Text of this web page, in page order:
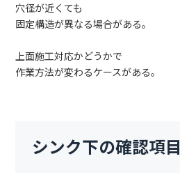
穴径が近くても
固定構造が異なる場合がある。
上面施工対応かどうかで
作業方法が変わるケースがある。
シンク下の確認項目